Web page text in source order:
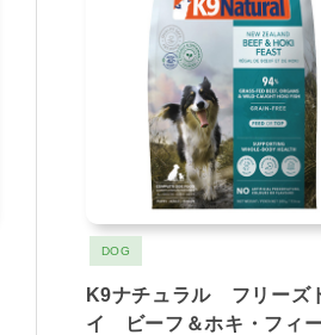
DOG
K9ナチュラル フリーズ
イ ビーフ＆ホキ・フィ